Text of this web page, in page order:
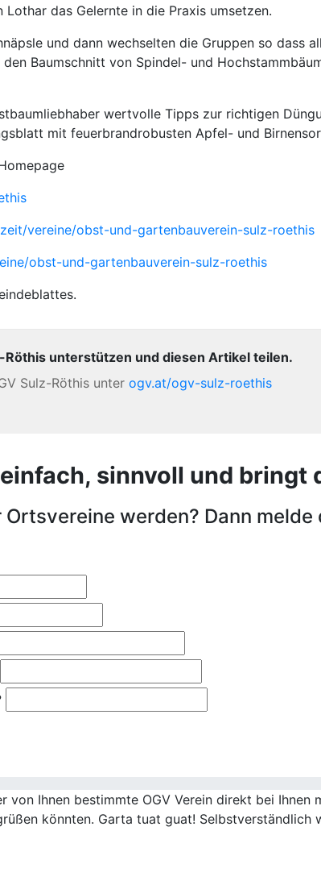
das Gelernte in die Praxis umsetzen.
und dann wechselten die Gruppen so dass
Baumschnitt von Spindel- und
wertvolle Tipps zur richtigen
mit feuerbrandrobusten Apfel- und
vereine/obst-und-gartenbauverein-sulz-roethis
obst-und-gartenbauverein-sulz-roethis
Röthis unterstützen und diesen Artikel teilen.
Sulz-Röthis unter ogv.at/ogv-sulz-roethis
sinnvoll und bringt
werden? Dann melde
Ihnen bestimmte OGV Verein direkt bei Ihnen
könnten. Garta tuat guat! Selbstverständlich